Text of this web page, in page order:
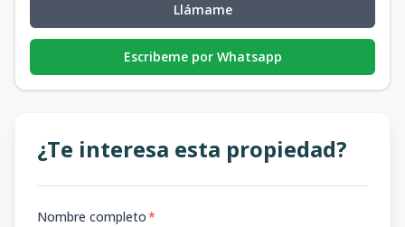
Llámame
Escribeme por Whatsapp
¿Te interesa esta propiedad?
Nombre completo*